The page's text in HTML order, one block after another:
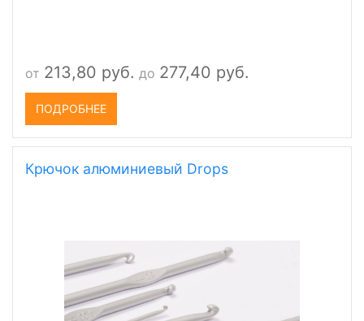
от 213,80 руб. до 277,40 руб.
ПОДРОБНЕЕ
Крючок алюминиевый Drops